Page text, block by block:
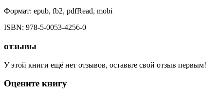
Формат: epub, fb2, pdfRead, mobi
ISBN: 978-5-0053-4256-0
отзывы
У этой книги ещё нет отзывов, оставьте свой отзыв первым!
Оцените книгу